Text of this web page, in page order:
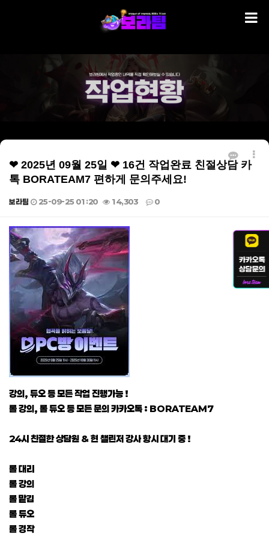
❤ 2025년 09월 25일 ❤ 16건 작업완료 친절상담 카
톡 BORATEAM7 편하게 문의주세요!
보라팀 25-09-25 01:20 14,303 0
본문
강의, 듀오 등 모든 작업 진행가능 !
롤 강의, 롤 듀오 등 모든 문의 카카오톡 : BORATEAM7
24시 친절한 상담원 & 현 챌린저 강사 항시 대기 중 !
롤 대리
롤 강의
롤 맡김
롤 듀오
롤 경작